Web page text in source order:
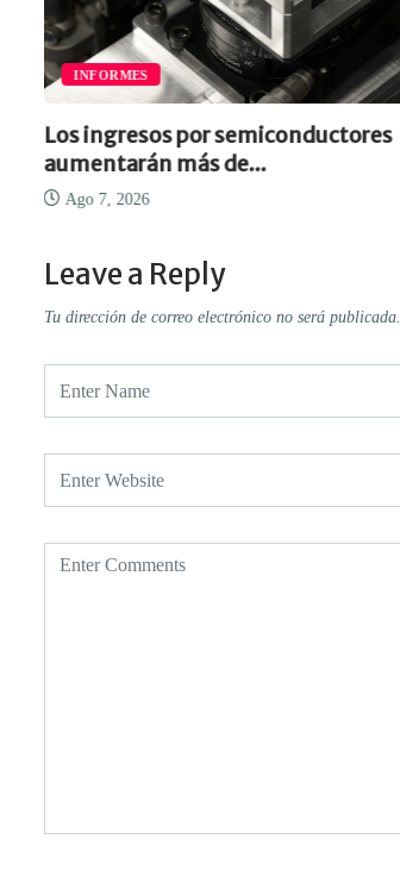
INFORMES
Los ingresos por semiconductores
aumentarán más de...
Ago 7, 2026
Leave a Reply
Tu dirección de correo electrónico no será publicada.